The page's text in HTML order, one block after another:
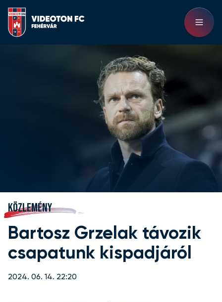
KÖZLEMÉNY
Bartosz Grzelak távozik
csapatunk kispadjáról
2024. 06. 14. 22:20